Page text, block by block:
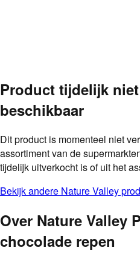
Product tijdelijk
beschikbaar
Dit product is momenteel niet
assortiment van de
tijdelijk uitverkocht is of uit het
Bekijk andere Nature Valley
Over Nature Valley
chocolade repen